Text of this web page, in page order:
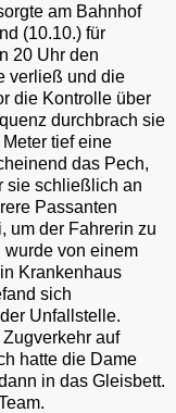
am Bahnhof
(10.10.) für
20 Uhr den
verließ und die
die Kontrolle über
durchbrach sie
tief eine
das Pech,
sie schließlich an
Passanten
um der Fahrerin zu
wurde von einem
Krankenhaus
sich
Unfallstelle.
auf
hatte die Dame
in das Gleisbett.